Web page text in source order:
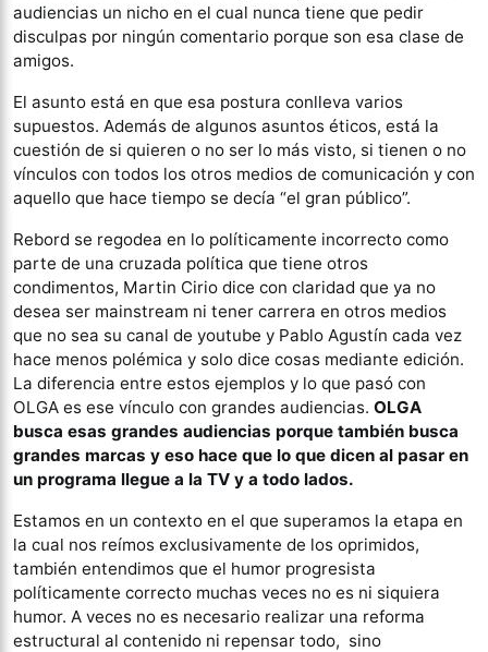
audiencias un nicho en el cual nunca tiene que pedir
disculpas por ningún comentario porque son esa clase de
amigos.
El asunto está en que esa postura conlleva varios
supuestos. Además de algunos asuntos éticos, está la
cuestión de si quieren o no ser lo más visto, si tienen o no
vínculos con todos los otros medios de comunicación y con
aquello que hace tiempo se decía “el gran público”.
Rebord se regodea en lo políticamente incorrecto como
parte de una cruzada política que tiene otros
condimentos, Martin Cirio dice con claridad que ya no
desea ser mainstream ni tener carrera en otros medios
que no sea su canal de youtube y Pablo Agustín cada vez
hace menos polémica y solo dice cosas mediante edición.
La diferencia entre estos ejemplos y lo que pasó con
OLGA es ese vínculo con grandes audiencias. OLGA
busca esas grandes audiencias porque también busca
grandes marcas y eso hace que lo que dicen al pasar en
un programa llegue a la TV y a todo lados.
Estamos en un contexto en el que superamos la etapa en
la cual nos reímos exclusivamente de los oprimidos,
también entendimos que el humor progresista
políticamente correcto muchas veces no es ni siquiera
humor. A veces no es necesario realizar una reforma
estructural al contenido ni repensar todo, sino